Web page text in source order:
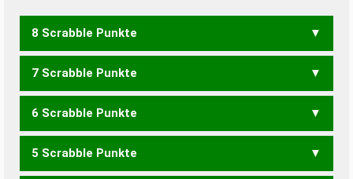
8 Scrabble Punkte
EIMERS MEIERS MIESER
7 Scrabble Punkte
EIMER EMIRE EMIRS
MIERE
MIESE REIMS REMIS SEIME
6 Scrabble Punkte
EMIR EMSE MEER MIES
5 Scrabble Punkte